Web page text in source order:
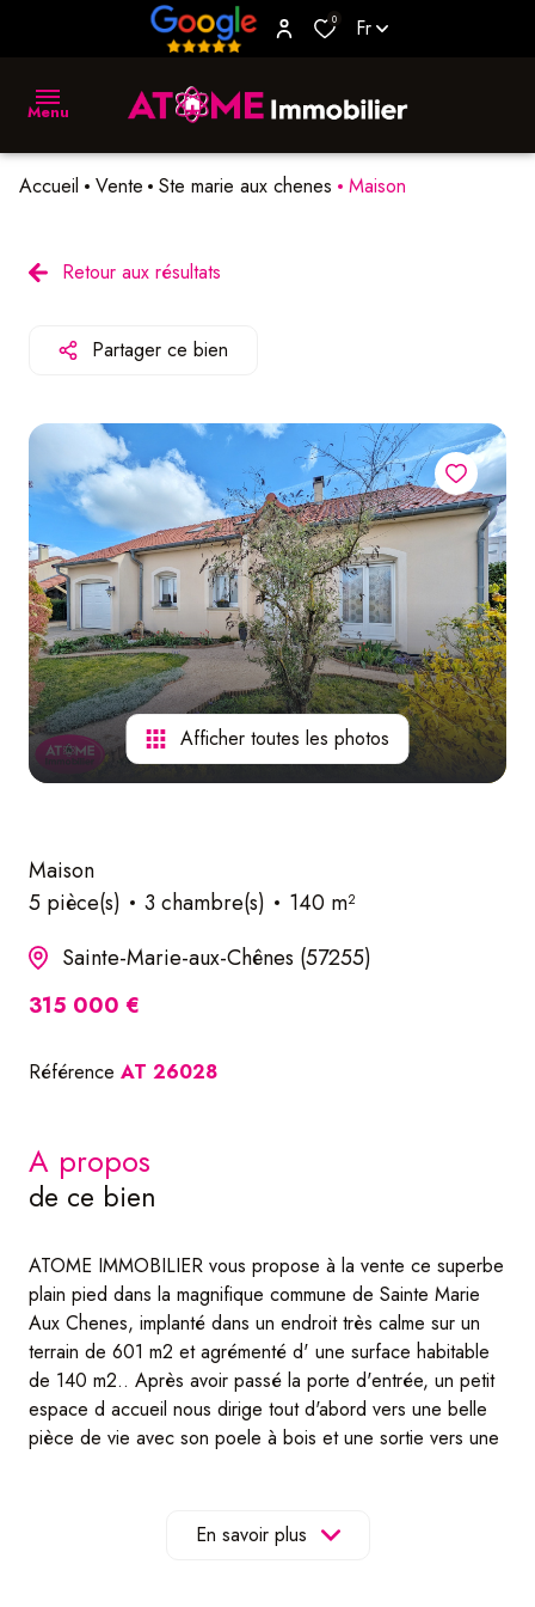
0 Fr
Menu
vente
estimer
L'agence
nos
services
Accueil Vente Ste marie aux chenes Maison
Retour aux résultats
Partager ce bien
Afficher toutes les photos
Maison
5 pièce(s)
3 chambre(s)
140 m²
Sainte-Marie-aux-Chênes (57255)
315 000 €
Référence AT 26028
a propos
de ce bien
ATOME IMMOBILIER vous propose à la vente ce superbe
plain pied dans la magnifique commune de Sainte Marie
Aux Chenes, implanté dans un endroit très calme sur un
terrain de 601 m2 et agrémenté d' une surface habitable
de 140 m2.. Après avoir passé la porte d'entrée, un petit
espace d accueil nous dirige tout d'abord vers une belle
pièce de vie avec son poele à bois et une sortie vers une
à manger pour agrandir l'espace de vie).Un couloir de nuit
nous méne vers un toilette, 2 chambres et un bureau.La
En savoir plus